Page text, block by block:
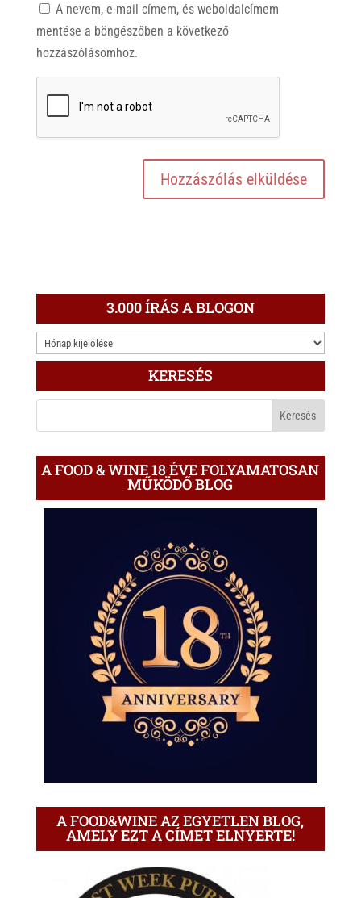
A nevem, e-mail címem, és weboldalcímem
mentése a böngészőben a következő
hozzászólásomhoz.
3.000 ÍRÁS A BLOGON
3.000
ÍRÁS
KERESÉS
A FOOD & WINE 18 ÉVE FOLYAMATOSAN
MŰKÖDŐ BLOG
A FOOD&WINE AZ EGYETLEN BLOG,
AMELY EZT A CÍMET ELNYERTE!